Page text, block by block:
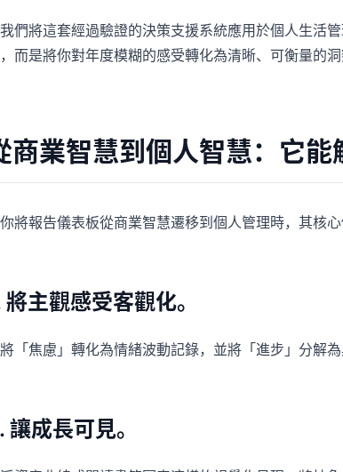
們將這套經過驗證的決策支援系統應用於個人生活
而是將你對年度模糊的感受轉化為清晰、可衡量的洞
商業智慧到個人智慧：它能
將報告儀表板從商業智慧遷移到個人管理時，其核心
將主觀感受客觀化。
「焦慮」轉化為情緒波動記錄，並將「進步」分解
讓成長可見。